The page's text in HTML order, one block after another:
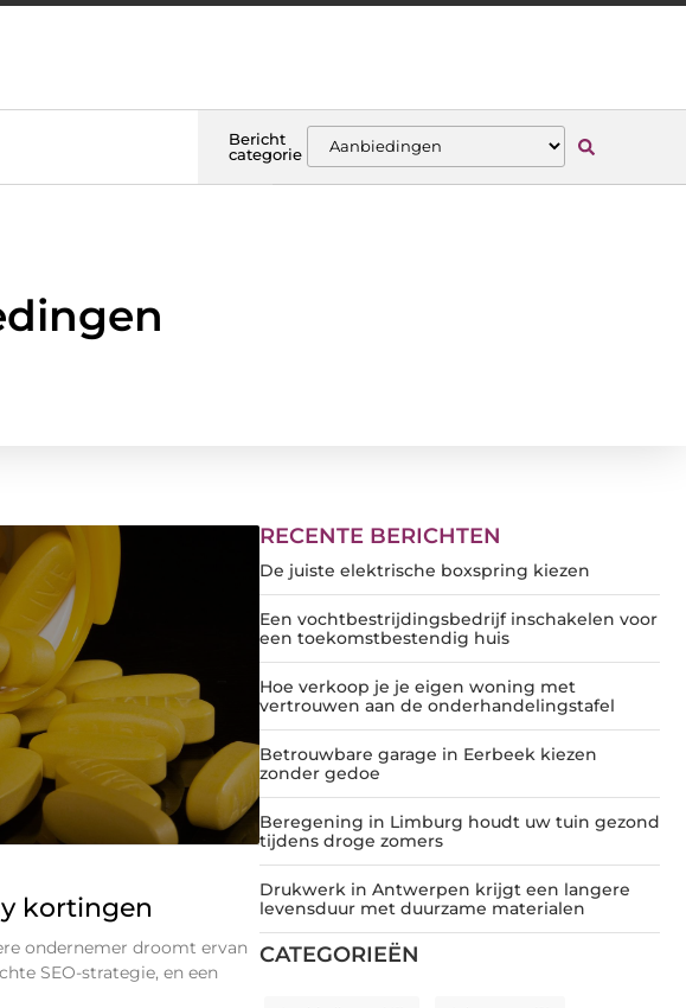
Bericht
categorie
RECENTE BERICHTEN
De juiste elektrische boxspring kiezen
Een vochtbestrijdingsbedrijf inschakelen voor
een toekomstbestendig huis
Hoe verkoop je je eigen woning met
vertrouwen aan de onderhandelingstafel
Betrouwbare garage in Eerbeek kiezen
zonder gedoe
Beregening in Limburg houdt uw tuin gezond
tijdens droge zomers
Drukwerk in Antwerpen krijgt een langere
levensduur met duurzame materialen
CATEGORIEËN
kortingen
ondernemer droomt ervan
SEO-strategie, en een